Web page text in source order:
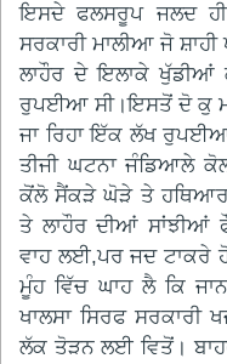
ਇਸਦੇ ਫਲਸਰੂਪ ਜਲਦ
ਸਰਕਾਰੀ ਮਾਲੀਆ ਜੋ ਸ਼ਾਹੀ
ਲਾਹੌਰ ਦੇ ਇਲਾਕੇ
ਰੁਪਈਆ ਸੀ।ਇਸਤੋਂ ਦੋ ਕੁ
ਜਾ ਰਿਹਾ ਇੱਕ ਲੱਖ
ਤੀਜੀ ਘਟਨਾ ਜੰਡਿਆਲੇ
ਕੋਂਲੋ ਸੈਂਕੜੇ ਘੋੜੇ ਤੇ ਹਥਿਆਰ
ਤੇ ਲਾਹੌਰ ਦੀਆਂ ਸਾਂਝੀਆਂ
ਵਾਹ ਲਈ,ਪਰ ਜਦ ਟਾਕਰੇ
ਮੂੰਹ ਵਿੱਚ ਘਾਹ ਲੈ ਕਿ
ਖਾਲਸਾ ਸਿਰਫ
ਲੱਕ ਤੋੜਨ ਲਈ ਵਿਤੋਂ।